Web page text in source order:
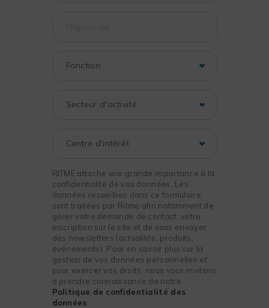
RITME attache une grande importance à la
confidentialité de vos données. Les
données recueillies dans ce formulaire
sont traitées par Ritme afin notamment de
gérer votre demande de contact, votre
inscription sur le site et de vous envoyer
des newsletters (actualités, produits,
événements). Pour en savoir plus sur la
gestion de vos données personnelles et
pour exercer vos droits, nous vous invitons
à prendre connaissance de notre
Politique de confidentialité des
données